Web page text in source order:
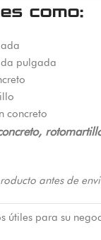
como:
pulgada
concreto
antes de
útiles para su